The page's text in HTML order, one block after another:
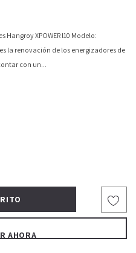
XPOWER l10 Modelo:
es la renovación de los energizadores de
con un...
AHORA